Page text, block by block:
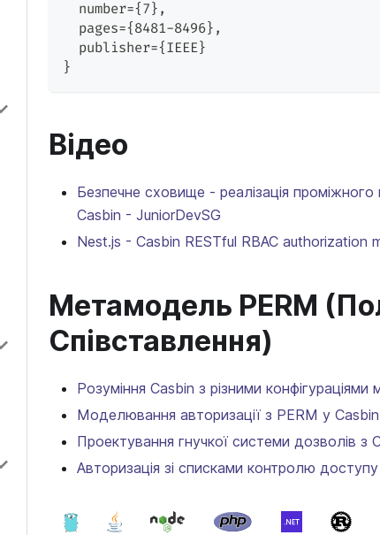
  number={7},
  pages={8481-8496},
  publisher={IEEE}
}
Відео
Безпечне сховище - реалізація
Casbin - JuniorDevSG
Nest.js - Casbin RESTful RBAC authorization
Метамодель PERM
Співставлення)
Розуміння Casbin з різними
Моделювання авторизації з PERM у Casbin
Проектування гнучкої системи дозволів з
Авторизація зі списками контролю доступу